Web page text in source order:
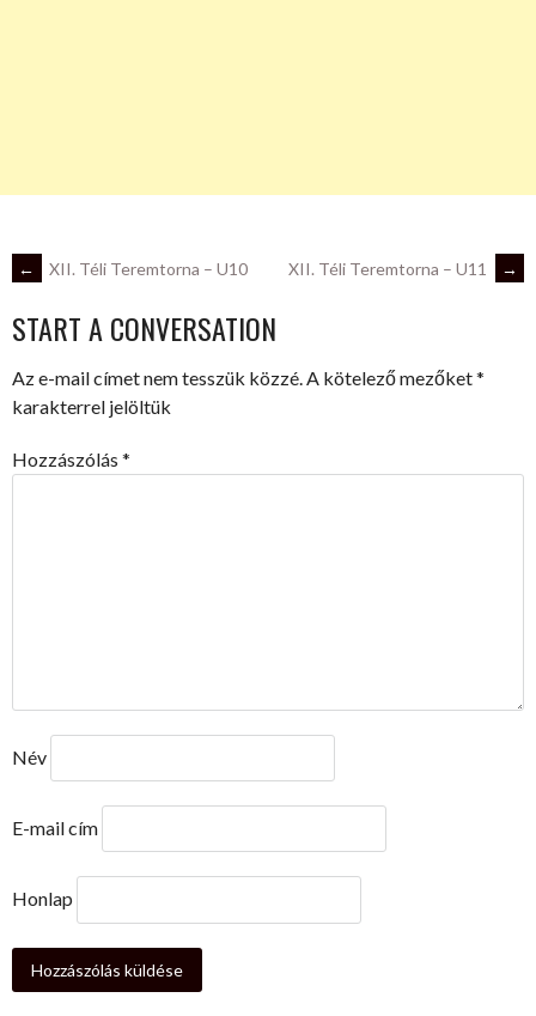
POST
NAVIGATION
← XII. Téli Teremtorna – U10 XII. Téli Teremtorna – U11 →
START A CONVERSATION
Az e-mail címet nem tesszük közzé.A kötelező mezőket*
karakterrel jelöltük
Hozzászólás *
Név
E-mail cím
Honlap